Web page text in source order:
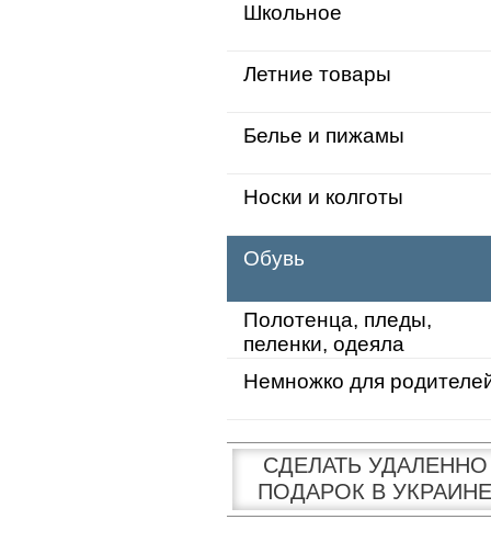
Школьное
Летние товары
Белье и пижамы
Носки и колготы
Обувь
Полотенца, пледы,
пеленки, одеяла
Немножко для
СДЕЛАТЬ УДАЛЕННО
ПОДАРОК В УКРАИНЕ